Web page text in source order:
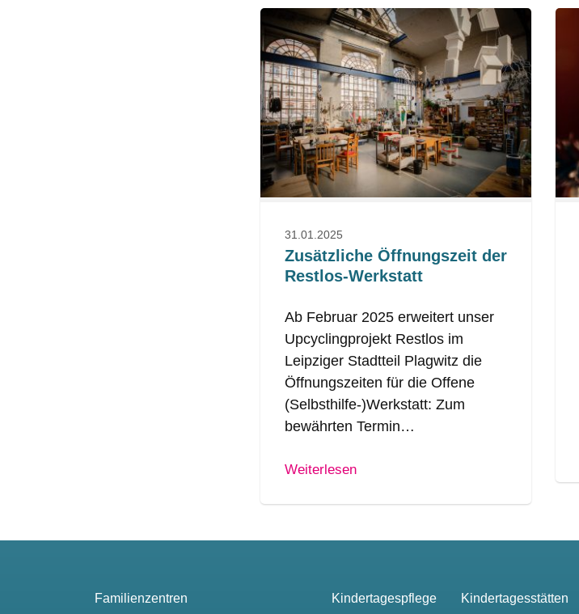
31.01.2025
Zusätzliche Öffnungszeit der
Restlos-Werkstatt
Ab Februar 2025 erweitert unser
Upcyclingprojekt Restlos im
Leipziger Stadtteil Plagwitz die
Öffnungszeiten für die Offene
(Selbsthilfe-)Werkstatt: Zum
bewährten Termin…
Weiterlesen
Familienzentren Kindertagespflege Kindertagesstätten